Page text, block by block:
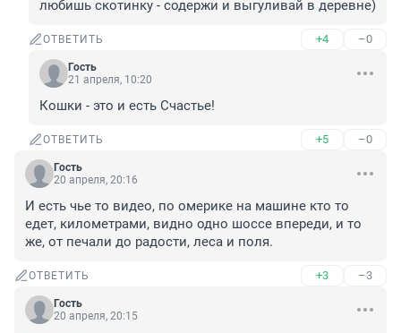
любишь скотинку - содержи и выгуливай в деревне)
ОТВЕТИТЬ +4 –0
Гость
21 апреля, 10:20
Кошки - это и есть Счастье!
ОТВЕТИТЬ +5 –0
Гость
20 апреля, 20:16
И есть чье то видео, по омерике на машине кто то
едет, километрами, видно одно шоссе впереди, и то
же, от печали до радости, леса и поля.
ОТВЕТИТЬ +3 –3
Гость
20 апреля, 20:15